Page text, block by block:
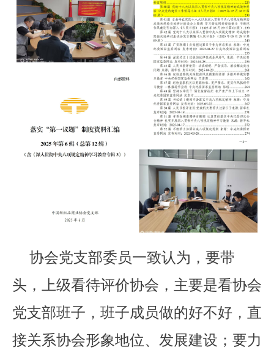
协会党支部委员一致认为，要带
头，上级看待评价协会，主要是看协会
党支部班子，班子成员做的好不好，直
接关系协会形象地位、发展建设；要力